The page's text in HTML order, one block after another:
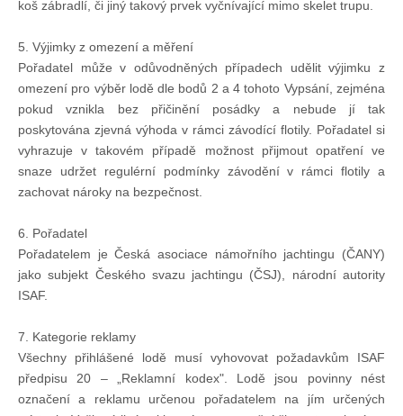
Převzaté články ze zahraničí
Ostatní články
Plavební oblasti
Fotogalerie
Knihovna
Knihovna
Knihy k prodeji
Kontakt
koš zábradlí, či jiný takový prvek vyčnívající mimo skelet trupu.
5. Výjimky z omezení a měření
Pořadatel může v odůvodněných případech udělit výjimku z
omezení pro výběr lodě dle bodů 2 a 4 tohoto Vypsání, zejména
pokud vznikla bez přičinění posádky a nebude jí tak
poskytována zjevná výhoda v rámci závodící flotily. Pořadatel si
vyhrazuje v takovém případě možnost přijmout opatření ve
snaze udržet regulérní podmínky závodění v rámci flotily a
zachovat nároky na bezpečnost.
6. Pořadatel
Pořadatelem je Česká asociace námořního jachtingu (ČANY)
jako subjekt Českého svazu jachtingu (ČSJ), národní autority
ISAF.
7. Kategorie reklamy
Všechny přihlášené lodě musí vyhovovat požadavkům ISAF
předpisu 20 – „Reklamní kodex". Lodě jsou povinny nést
označení a reklamu určenou pořadatelem na jím určených